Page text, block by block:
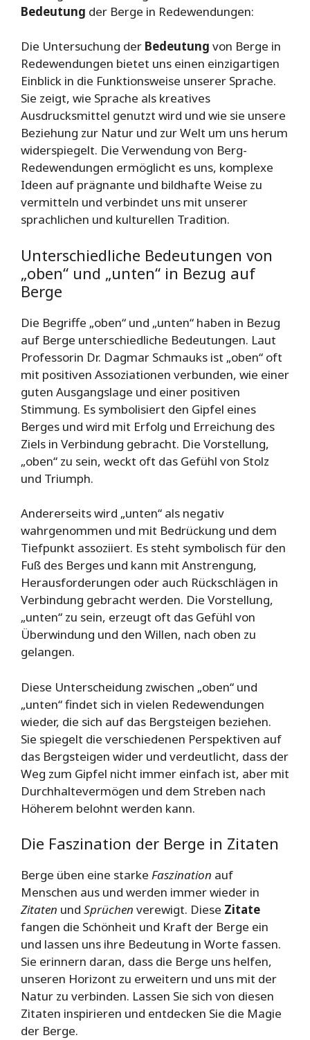
Bedeutung der Berge in Redewendungen:
Die Untersuchung der Bedeutung von Berge in
Redewendungen bietet uns einen einzigartigen
Einblick in die Funktionsweise unserer Sprache.
Sie zeigt, wie Sprache als kreatives
Ausdrucksmittel genutzt wird und wie sie unsere
Beziehung zur Natur und zur Welt um uns herum
widerspiegelt. Die Verwendung von Berg-
Redewendungen ermöglicht es uns, komplexe
Ideen auf prägnante und bildhafte Weise zu
vermitteln und verbindet uns mit unserer
sprachlichen und kulturellen Tradition.
Unterschiedliche Bedeutungen von
„oben“ und „unten“ in Bezug auf
Berge
Die Begriffe „oben“ und „unten“ haben in Bezug
auf Berge unterschiedliche Bedeutungen. Laut
Professorin Dr. Dagmar Schmauks ist „oben“ oft
mit positiven Assoziationen verbunden, wie einer
guten Ausgangslage und einer positiven
Stimmung. Es symbolisiert den Gipfel eines
Berges und wird mit Erfolg und Erreichung des
Ziels in Verbindung gebracht. Die Vorstellung,
„oben“ zu sein, weckt oft das Gefühl von Stolz
und Triumph.
Andererseits wird „unten“ als negativ
wahrgenommen und mit Bedrückung und dem
Tiefpunkt assoziiert. Es steht symbolisch für den
Fuß des Berges und kann mit Anstrengung,
Herausforderungen oder auch Rückschlägen in
Verbindung gebracht werden. Die Vorstellung,
„unten“ zu sein, erzeugt oft das Gefühl von
Überwindung und den Willen, nach oben zu
gelangen.
Diese Unterscheidung zwischen „oben“ und
„unten“ findet sich in vielen Redewendungen
wieder, die sich auf das Bergsteigen beziehen.
Sie spiegelt die verschiedenen Perspektiven auf
das Bergsteigen wider und verdeutlicht, dass der
Weg zum Gipfel nicht immer einfach ist, aber mit
Durchhaltevermögen und dem Streben nach
Höherem belohnt werden kann.
Die Faszination der Berge in Zitaten
Berge üben eine starke Faszination auf
Menschen aus und werden immer wieder in
Zitaten und Sprüchen verewigt. Diese Zitate
fangen die Schönheit und Kraft der Berge ein
und lassen uns ihre Bedeutung in Worte fassen.
Sie erinnern daran, dass die Berge uns helfen,
unseren Horizont zu erweitern und uns mit der
Natur zu verbinden. Lassen Sie sich von diesen
Zitaten inspirieren und entdecken Sie die Magie
der Berge.